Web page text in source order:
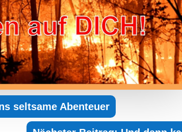
seltsame Abenteuer